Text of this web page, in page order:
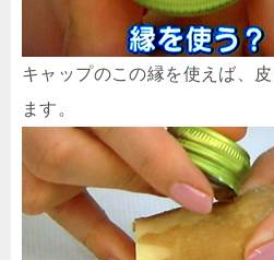
キャップのこの縁を使えば、
ます。